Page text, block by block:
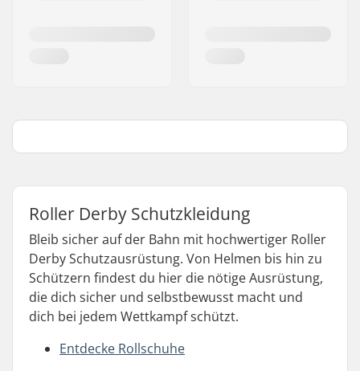
Roller Derby Schutzkleidung
Bleib sicher auf der Bahn mit hochwertiger Roller
Derby Schutzausrüstung. Von Helmen bis hin zu
Schützern findest du hier die nötige Ausrüstung,
die dich sicher und selbstbewusst macht und
dich bei jedem Wettkampf schützt.
Entdecke Rollschuhe